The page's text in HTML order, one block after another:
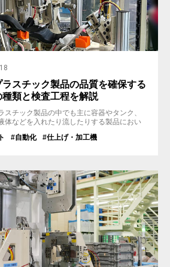
ラスチック製品の品質を確保する
種類と検査工程を解説
スチック製品の中でも主に容器やタンク、
体などを入れたり流したりする製品におい
て、その工程やタイミング、さらには具体
#自動化 #仕上げ・加工機